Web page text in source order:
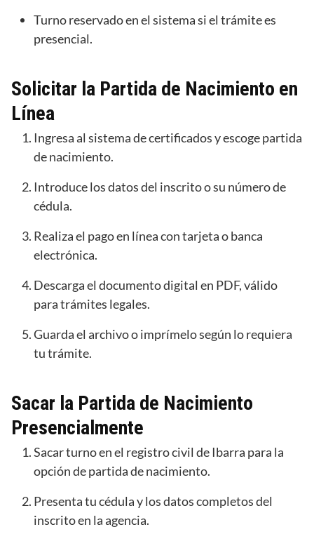
Turno reservado en el sistema si el trámite es
presencial.
Solicitar la Partida de Nacimiento en
Línea
Ingresa al sistema de certificados y escoge partida
de nacimiento.
Introduce los datos del inscrito o su número de
cédula.
Realiza el pago en línea con tarjeta o banca
electrónica.
Descarga el documento digital en PDF, válido
para trámites legales.
Guarda el archivo o imprímelo según lo requiera
tu trámite.
Sacar la Partida de Nacimiento
Presencialmente
Sacar turno en el registro civil de Ibarra para la
opción de partida de nacimiento.
Presenta tu cédula y los datos completos del
inscrito en la agencia.